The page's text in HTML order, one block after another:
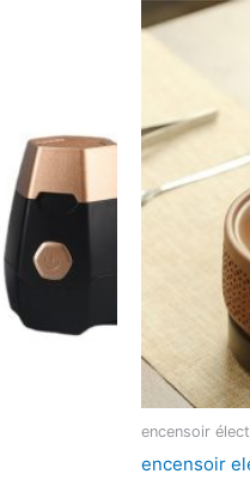
encensoir
encensoir